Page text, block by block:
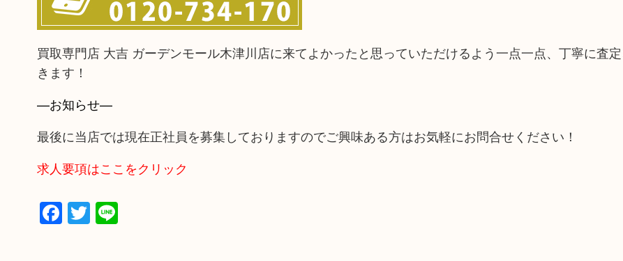
買取専門店 大吉 ガーデンモール木津川店に来てよかったと思っていただけるよう一点一点、丁寧に査
きます！
—お知らせ—
最後に当店では現在正社員を募集しておりますのでご興味ある方はお気軽にお問合せください！
求人要項はここをクリック
Facebook
Twitter
Line